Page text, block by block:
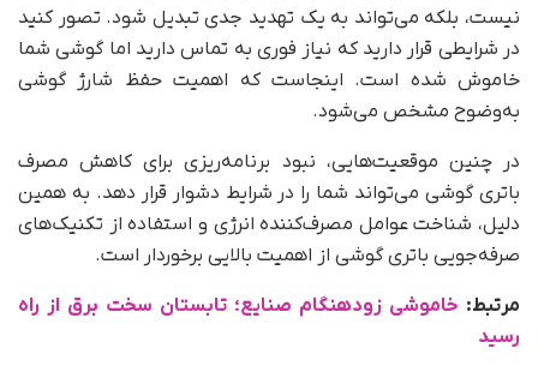
نیست، بلکه می‌تواند به یک تهدید جدی تبدیل شود. تصور کنید
در شرایطی قرار دارید که نیاز فوری به تماس دارید اما گوشی شما
خاموش شده است. اینجاست که اهمیت حفظ شارژ گوشی
به‌وضوح مشخص می‌شود.
در چنین موقعیت‌هایی، نبود برنامه‌ریزی برای کاهش مصرف
باتری گوشی می‌تواند شما را در شرایط دشوار قرار دهد. به همین
دلیل، شناخت عوامل مصرف‌کننده انرژی و استفاده از تکنیک‌های
صرفه‌جویی باتری گوشی از اهمیت بالایی برخوردار است.
مرتبط: خاموشی زودهنگام صنایع؛ تابستان سخت برق از راه
رسید